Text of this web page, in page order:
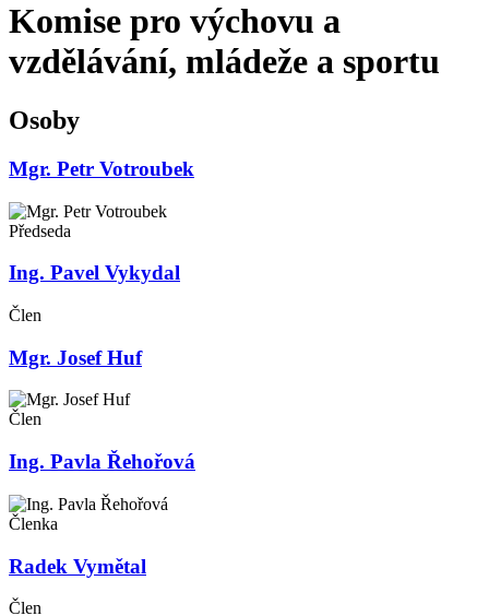
Komise pro výchovu a
vzdělávání, mládeže a sportu
Osoby
Mgr. Petr Votroubek
Předseda
Ing. Pavel Vykydal
Člen
Mgr. Josef Huf
Člen
Ing. Pavla Řehořová
Členka
Radek Vymětal
Člen